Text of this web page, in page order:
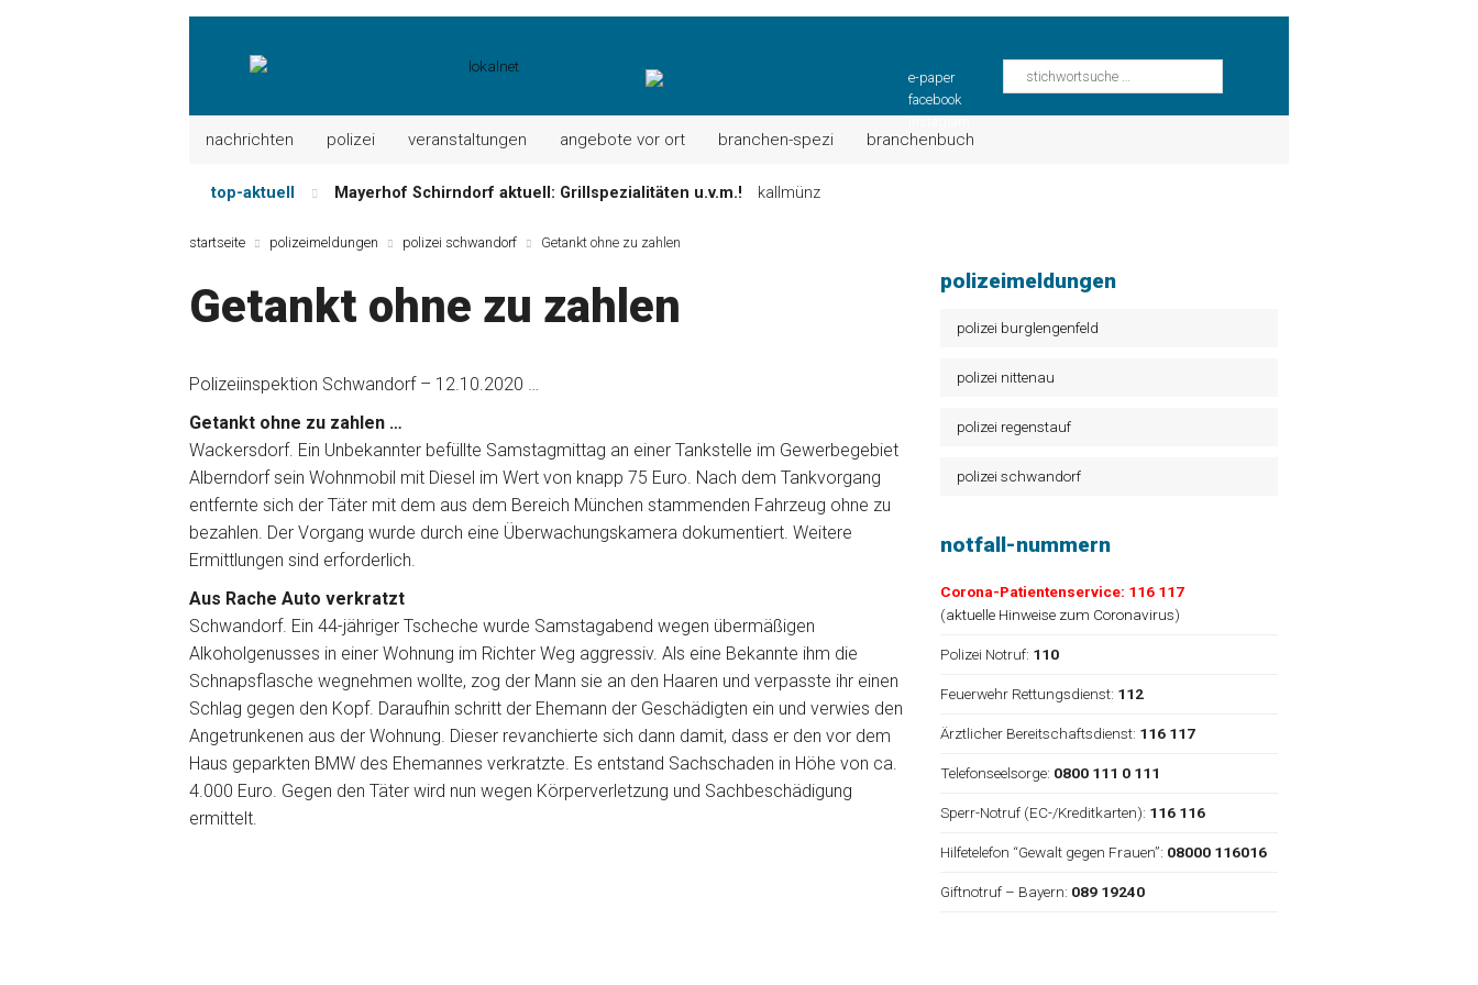
e-paper
facebook
nachrichten polizei veranstaltungen angebote vor ort branchen-spezi branchenbuch
top-aktuell Mayerhof Schirndorf aktuell: Grillspezialitäten u.v.m.!
kallmünz
Maxhütter Fischladen: Unser aktuelles Angebot …
Nutzen Sie aktuelle Angebote Ihrer Region!
startseite polizeimeldungen polizei schwandorf Getankt ohne zu zahlen
Getankt ohne zu zahlen
Polizeiinspektion Schwandorf – 12.10.2020 …
Getankt ohne zu zahlen …
Wackersdorf. Ein Unbekannter befüllte Samstagmittag an einer Tankstelle im Gewerbegebiet
Alberndorf sein Wohnmobil mit Diesel im Wert von knapp 75 Euro. Nach dem Tankvorgang
entfernte sich der Täter mit dem aus dem Bereich München stammenden Fahrzeug ohne zu
bezahlen. Der Vorgang wurde durch eine Überwachungskamera dokumentiert. Weitere
Ermittlungen sind erforderlich.
Aus Rache Auto verkratzt
Schwandorf. Ein 44-jähriger Tscheche wurde Samstagabend wegen übermäßigen
Alkoholgenusses in einer Wohnung im Richter Weg aggressiv. Als eine Bekannte ihm die
Schnapsflasche wegnehmen wollte, zog der Mann sie an den Haaren und verpasste ihr einen
Schlag gegen den Kopf. Daraufhin schritt der Ehemann der Geschädigten ein und verwies den
Angetrunkenen aus der Wohnung. Dieser revanchierte sich dann damit, dass er den vor dem
Haus geparkten BMW des Ehemannes verkratzte. Es entstand Sachschaden in Höhe von ca.
4.000 Euro. Gegen den Täter wird nun wegen Körperverletzung und Sachbeschädigung
ermittelt.
polizeimeldungen
polizei burglengenfeld
polizei nittenau
polizei regenstauf
polizei schwandorf
notfall-nummern
Corona-Patientenservice: 116 117
(aktuelle Hinweise zum Coronavirus)
Polizei Notruf: 110
Feuerwehr Rettungsdienst: 112
Ärztlicher Bereitschaftsdienst: 116 117
Telefonseelsorge: 0800 111 0 111
Sperr-Notruf (EC-/Kreditkarten): 116 116
Hilfetelefon “Gewalt gegen Frauen”: 08000 116016
Giftnotruf – Bayern: 089 19240